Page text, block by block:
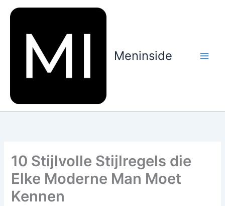
naar
Meninside
10 Stijlvolle Stijlregels die
Elke Moderne Man Moet
Kennen